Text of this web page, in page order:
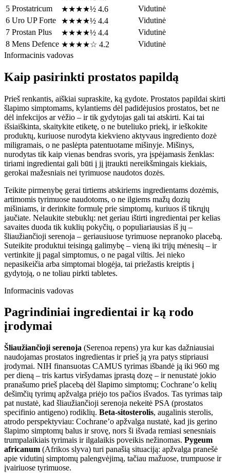
5 Prostatricum ★★★★½ 4.6
Vidutinė
6 Uro UP Forte ★★★★½ 4.4
Vidutinė
7 Prostan Plus ★★★★½ 4.4
Vidutinė
8 Mens Defence ★★★★☆ 4.2
Vidutinė
Informacinis vadovas
Kaip pasirinkti prostatos papildą
Prieš renkantis, aiškiai supraskite, ką gydote. Prostatos papildai skirti
šlapimo simptomams, kylantiems dėl padidėjusios prostatos, bet ne
dėl infekcijos ar vėžio – ir tik gydytojas gali tai atskirti. Kai tai
išsiaiškinta, skaitykite etiketę, o ne buteliuko priekį, ir ieškokite
produktų, kuriuose nurodyta kiekvieno aktyvaus ingrediento dozė
miligramais, o ne paslėpta patentuotame mišinyje. Mišinys,
nurodytas tik kaip vienas bendras svoris, yra įspėjamasis ženklas:
tiriami ingredientai gali būti į jį įtraukti nereikšmingais kiekiais,
gerokai mažesniais nei tyrimuose naudotos dozės.
Teikite pirmenybę gerai tirtiems atskiriems ingredientams dozėmis,
artimomis tyrimuose naudotoms, o ne ilgiems mažų dozių
mišiniams, ir derinkite formulę prie simptomų, kuriuos iš tikrųjų
jaučiate. Nelaukite stebuklų: net geriau ištirti ingredientai per kelias
savaites duoda tik kuklių pokyčių, o populiariausias iš jų –
šliaužiančioji serenoja – geriausiuose tyrimuose nepranoko placebą.
Suteikite produktui teisingą galimybę – vieną iki trijų mėnesių – ir
vertinkite jį pagal simptomus, o ne pagal viltis. Jei nieko
nepasikeičia arba simptomai blogėja, tai priežastis kreiptis į
gydytoją, o ne toliau pirkti tabletes.
Informacinis vadovas
Pagrindiniai ingredientai ir ką rodo
įrodymai
Šliaužiančioji serenoja (Serenoa repens) yra kur kas dažniausiai
naudojamas prostatos ingredientas ir prieš ją yra patys stipriausi
įrodymai. NIH finansuotas CAMUS tyrimas išbandė ją iki 960 mg
per dieną – tris kartus viršydamas įprastą dozę – ir nenustatė jokio
pranašumo prieš placebą dėl šlapimo simptomų; Cochrane’o kelių
dešimčių tyrimų apžvalga priėjo tos pačios išvados. Tas tyrimas taip
pat nustatė, kad šliaužiančioji serenoja nekeitė PSA (prostatos
specifinio antigeno) rodiklių. Beta-sitosterolis, augalinis sterolis,
atrodo perspektyviau: Cochrane’o apžvalga nustatė, kad jis gerino
šlapimo simptomų balus ir srovę, nors ši išvada remiasi senesniais
trumpalaikiais tyrimais ir ilgalaikis poveikis nežinomas. Pygeum
africanum (Afrikos slyva) turi panašią situaciją: apžvalga pranešė
apie vidutinį simptomų palengvėjimą, tačiau mažuose, trumpuose ir
įvairiuose tyrimuose.